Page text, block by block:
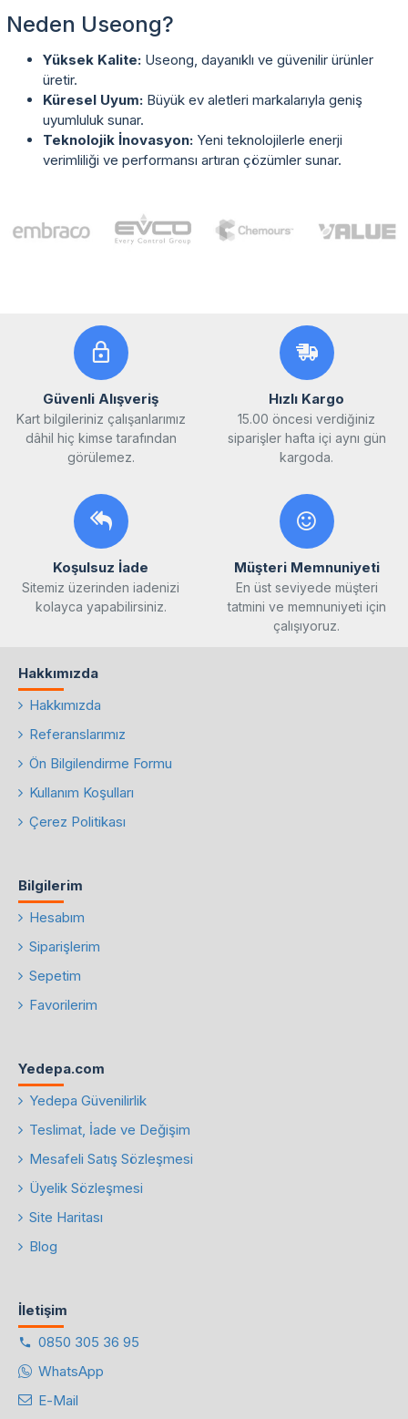
Neden Useong?
Yüksek Kalite: Useong, dayanıklı ve güvenilir ürünler
üretir.
Küresel Uyum: Büyük ev aletleri markalarıyla geniş
uyumluluk sunar.
Teknolojik İnovasyon: Yeni teknolojilerle enerji
verimliliği ve performansı artıran çözümler sunar.
Güvenli Alışveriş
Kart bilgileriniz çalışanlarımız
dâhil hiç kimse tarafından
görülemez.
Hızlı Kargo
15.00 öncesi verdiğiniz
siparişler hafta içi aynı gün
kargoda.
Koşulsuz İade
Sitemiz üzerinden iadenizi
kolayca yapabilirsiniz.
Müşteri Memnuniyeti
En üst seviyede müşteri
tatmini ve memnuniyeti için
çalışıyoruz.
Hakkımızda
Hakkımızda
Referanslarımız
Ön Bilgilendirme Formu
Kullanım Koşulları
Çerez Politikası
Bilgilerim
Hesabım
Siparişlerim
Sepetim
Favorilerim
Yedepa.com
Yedepa Güvenilirlik
Teslimat, İade ve Değişim
Mesafeli Satış Sözleşmesi
Üyelik Sözleşmesi
Site Haritası
Blog
İletişim
0850 305 36 95
WhatsApp
E-Mail